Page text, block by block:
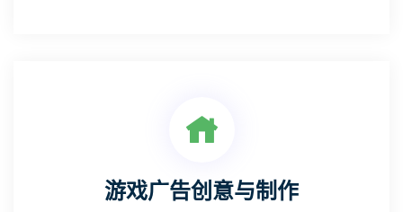
游戏广告创意与制作